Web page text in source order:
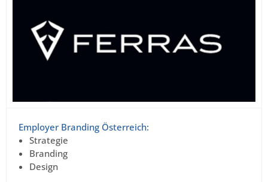
Employer Branding Österreich:
Strategie
Branding
Design